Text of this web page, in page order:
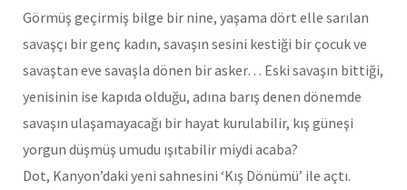
Görmüş geçirmiş bilge bir nine, yaşama dört elle sarılan
savaşçı bir genç kadın, savaşın sesini kestiği bir çocuk ve
savaştan eve savaşla dönen bir asker… Eski savaşın bittiği,
yenisinin ise kapıda olduğu, adına barış denen dönemde
savaşın ulaşamayacağı bir hayat kurulabilir, kış güneşi
yorgun düşmüş umudu ışıtabilir miydi acaba?
Dot, Kanyon’daki yeni sahnesini ‘Kış Dönümü’ ile açtı.